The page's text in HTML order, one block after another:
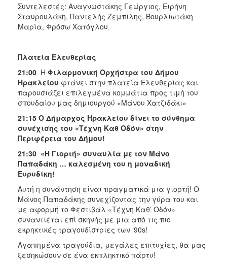
Συντελεστές: Αναγνωστάκης Γεώργιος, Ειρήνη
Σταυρουλάκη, Παντελής Ζεμπίλης, Βουρλιωτάκη
Μαρία, Φρόσω Χατόγλου.
Πλατεία Ελευθερίας
21:00 Η Φιλαρμονική Ορχήστρα του Δήμου
Ηρακλείου φτάνει στην πλατεία Ελευθερίας και
παρουσιάζει επιλεγμένα κομμάτια προς τιμή του
σπουδαίου μας δημιουργού «Μάνου Χατζιδάκι»
21:15 Ο Δήμαρχος Ηρακλείου δίνει το σύνθημα
συνέχισης του «Τέχνη Καθ Οδόν» στην
Περιφέρεια του Δήμου!
21:30 «Η Γιορτή» συναυλία με τον Μάνο
Παπαδάκη … καλεσμένη του η μοναδική
Ευρυδίκη!
Αυτή η συνάντηση είναι πραγματικά μια γιορτή! Ο
Μάνος Παπαδάκης συνεχίζοντας την γύρα του και
με αφορμή το Φεστιβάλ «Τέχνη Καθ’ Οδόν»
συναντιέται επί σκηνής με μια από τις πιο
εκρηκτικές τραγουδίστριες των ‘90s!
Αγαπημένα τραγούδια, μεγάλες επιτυχίες, θα μας
ξεσηκώσουν σε ένα εκπληκτικό πάρτυ!